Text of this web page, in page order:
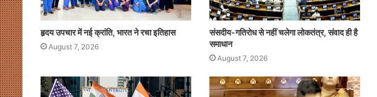
हृदय उपचार में नई क्रांति, भारत ने रचा इतिहास
August 7, 2026
संसदीय-गतिरोध से नहीं चलेगा लोकतंत्र, संवाद ही है
समाधान
August 7, 2026